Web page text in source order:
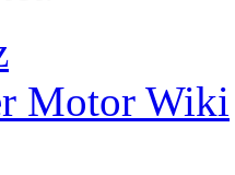
Motor Wiki